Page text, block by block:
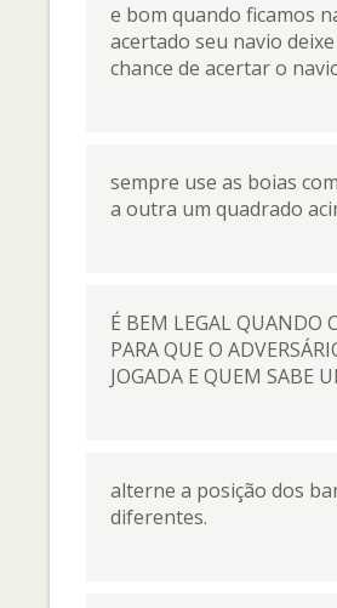
e bom quando ficamos
acertado seu navio
chance de acertar o
sempre use as boias
a outra um quadrado
É BEM LEGAL QUANDO
PARA QUE O
JOGADA E QUEM SABE
alterne a posição dos
diferentes.